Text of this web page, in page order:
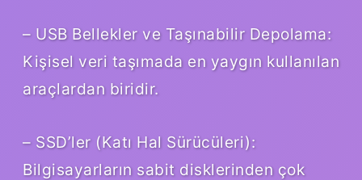
– USB Bellekler ve Taşınabilir Depolama:
Kişisel veri taşımada en yaygın kullanılan
araçlardan biridir.
– SSD’ler (Katı Hal Sürücüleri):
Bilgisayarların sabit disklerinden çok